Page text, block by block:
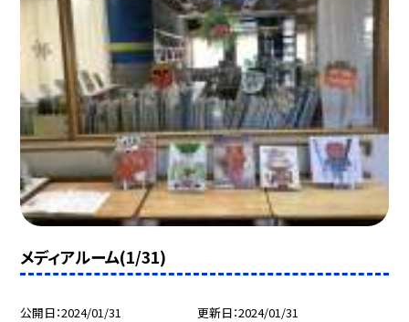
メディアルーム(1/31)
公開日 2024/01/31 更新日 2024/01/31